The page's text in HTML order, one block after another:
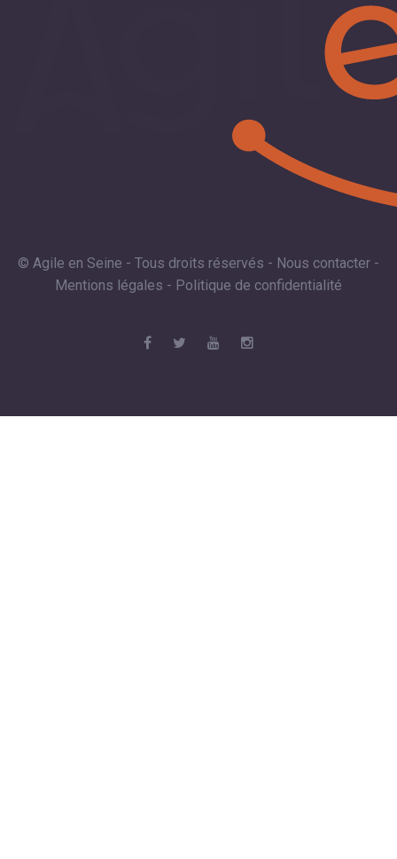
© Agile en Seine - Tous droits réservés - Nous contacter -
Mentions légales - Politique de confidentialité